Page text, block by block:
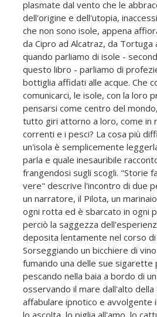
plasmate dal vento che le
dell'origine e dell'utopia,
che non sono isole, appena
da Cipro ad Alcatraz, da Tortuga
quando parliamo di isole -
questo libro - parliamo di
bottiglia affidati alle acque. Che
comunicarci, le isole, con la loro
pensarsi come centro del
tutto giri attorno a loro, come in
correnti e i pesci? La cosa più
un'isola è semplicemente
parla e quale inesauribile
frangendosi sugli scogli. "Storie
vere" descrive l'incontro di due
un narratore, il Pilota, un
ogni rotta ed è sbarcato in ogni
perciò la saggezza
deposita lentamente nel corso di
Sorseggiando un bicchiere di
fumando una delle sue sigarette
pescando nella baia a bordo di
osservando il mare dall'alto della
affabulare ipnotico e avvolgente
lo ascolta, lo piglia all'amo, lo